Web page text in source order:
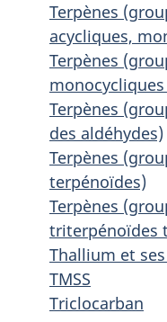
Terpènes
acycliques,
Terpènes
Terpènes
des aldéhydes)
Terpènes
terpénoïdes)
Terpènes
triterpénoïdes
Thallium et
TMSS
Triclocarban